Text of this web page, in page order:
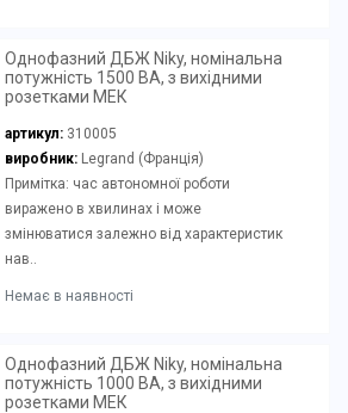
Однофазний ДБЖ Niky, номінальна
потужність 1500 ВА, з вихідними
розетками МЕК
артикул: 310005
виробник:Legrand (Франція)
Примітка: час автономної роботи
виражено в хвилинах і може
змінюватися залежно від характеристик
нав..
Немає в наявності
Однофазний ДБЖ Niky, номінальна
потужність 1000 ВА, з вихідними
розетками МЕК